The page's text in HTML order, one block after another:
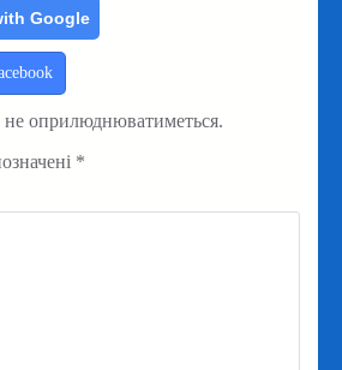
Google
оприлюднюватиметься.
*